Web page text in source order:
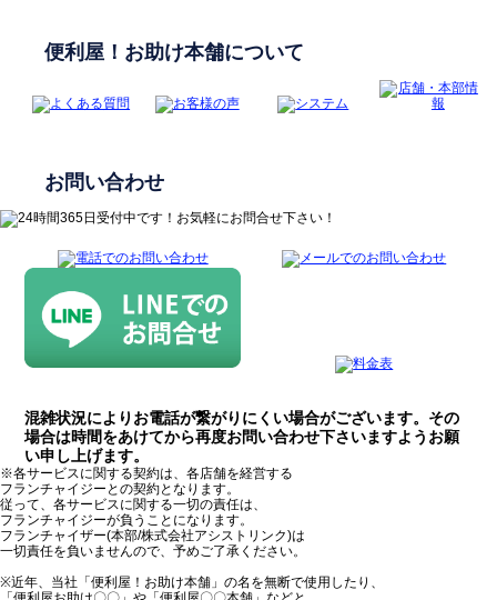
便利屋！お助け本舗について
お問い合わせ
混雑状況によりお電話が繋がりにくい場合がございます。その
場合は時間をあけてから再度お問い合わせ下さいますようお願
い申し上げます。
※各サービスに関する契約は、各店舗を経営する
フランチャイジーとの契約となります。
従って、各サービスに関する一切の責任は、
フランチャイジーが負うことになります。
フランチャイザー(本部/株式会社アシストリンク)は
一切責任を負いませんので、予めご了承ください。
※近年、当社「便利屋！お助け本舗」の名を無断で使用したり、